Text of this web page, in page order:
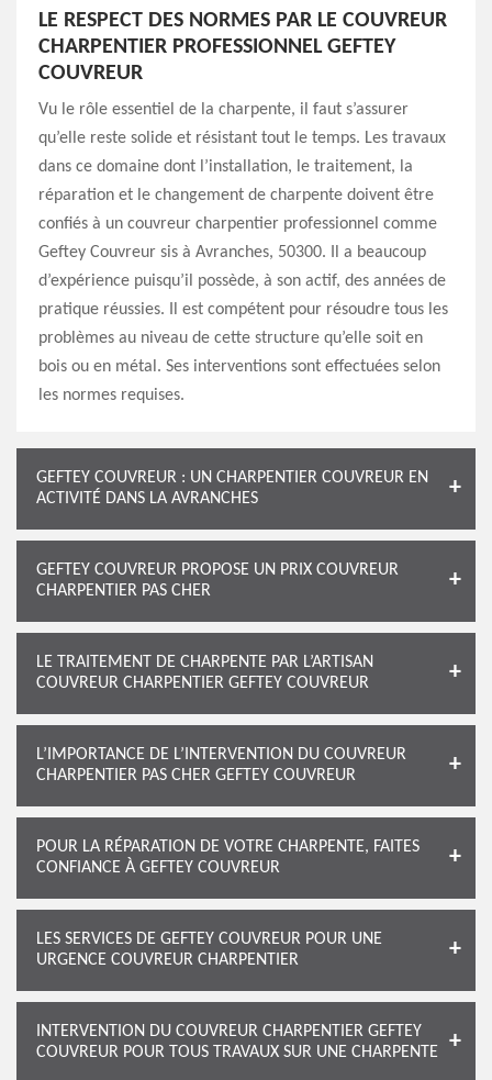
LE RESPECT DES NORMES PAR LE COUVREUR
CHARPENTIER PROFESSIONNEL GEFTEY
COUVREUR
Vu le rôle essentiel de la charpente, il faut s’assurer
qu’elle reste solide et résistant tout le temps. Les travaux
dans ce domaine dont l’installation, le traitement, la
réparation et le changement de charpente doivent être
confiés à un couvreur charpentier professionnel comme
Geftey Couvreur sis à Avranches, 50300. Il a beaucoup
d’expérience puisqu’il possède, à son actif, des années de
pratique réussies. Il est compétent pour résoudre tous les
problèmes au niveau de cette structure qu’elle soit en
bois ou en métal. Ses interventions sont effectuées selon
les normes requises.
GEFTEY COUVREUR : UN CHARPENTIER COUVREUR EN
ACTIVITÉ DANS LA AVRANCHES
GEFTEY COUVREUR PROPOSE UN PRIX COUVREUR
CHARPENTIER PAS CHER
LE TRAITEMENT DE CHARPENTE PAR L’ARTISAN
COUVREUR CHARPENTIER GEFTEY COUVREUR
L’IMPORTANCE DE L’INTERVENTION DU COUVREUR
CHARPENTIER PAS CHER GEFTEY COUVREUR
POUR LA RÉPARATION DE VOTRE CHARPENTE, FAITES
CONFIANCE À GEFTEY COUVREUR
LES SERVICES DE GEFTEY COUVREUR POUR UNE
URGENCE COUVREUR CHARPENTIER
INTERVENTION DU COUVREUR CHARPENTIER GEFTEY
COUVREUR POUR TOUS TRAVAUX SUR UNE CHARPENTE